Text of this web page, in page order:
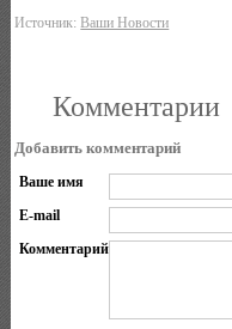
Источник:Ваши Новости
Комментарии
Добавить комментарий
Ваше имя
E-mail
Комментарий